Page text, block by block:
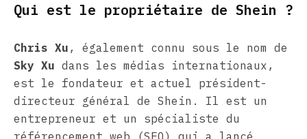
Qui est le propriétaire de Shein ?
Chris Xu , également connu sous le nom de
Sky Xu dans les médias internationaux,
est le fondateur et actuel président-
directeur général de Shein. Il est un
entrepreneur et un spécialiste du